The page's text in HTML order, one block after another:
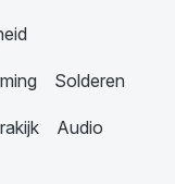
Solderen
Audio